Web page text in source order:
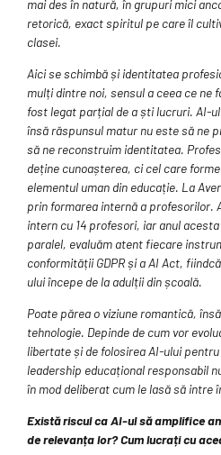
mai des în natură, în grupuri mici
retorică, exact spiritul pe care îl
clasei.
Aici se schimbă și identitatea
mulți dintre noi, sensul a ceea ce ne
fost legat parțial de a ști lucruri. AI-
însă răspunsul matur nu este să ne
să ne reconstruim identitatea.
deține cunoașterea, ci cel care
elementul uman din educație. La
prin formarea internă a profesorilor.
intern cu 14 profesori, iar anul
paralel, evaluăm atent fiecare
conformității GDPR și a AI Act,
ului începe de la adulții din școală.
Poate părea o viziune romantică,
tehnologie. Depinde de cum vor
libertate și de folosirea AI-ului
leadership educațional responsabil
în mod deliberat cum le lasă să intre
Există riscul ca AI-ul să amplifice
de relevanța lor? Cum lucrați cu